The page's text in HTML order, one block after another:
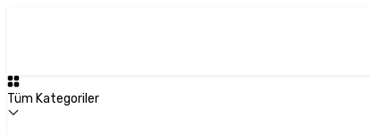
Tüm Kategoriler